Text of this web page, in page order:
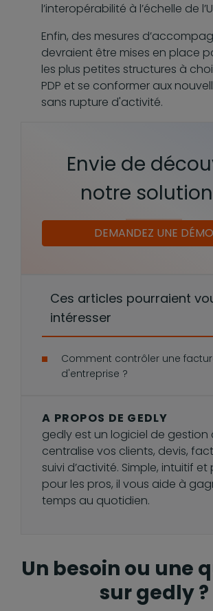
l’interopérabilité à l’échelle de
Enfin, des mesures
devraient être mises en place
les plus petites structures à
PDP et se conformer aux
sans rupture d'activité.
Envie de
notre
DEMANDEZ UNE DÉMO
Ces articles pourraient
intéresser
Comment contrôler une
d'entreprise ?
A PROPOS DE GEDLY
gedly est un logiciel de gestion
centralise vos clients, devis,
suivi d’activité. Simple, intuitif et
pour les pros, il vous aide à
temps au quotidien.
Un besoin ou une
sur gedly ?